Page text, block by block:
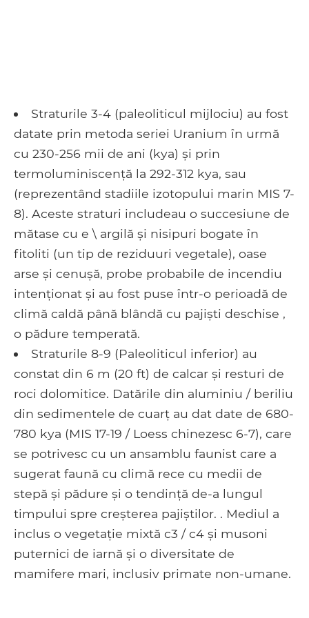
Straturile 3-4 (paleoliticul mijlociu) au fost
datate prin metoda seriei Uranium în urmă
cu 230-256 mii de ani (kya) și prin
termoluminiscență la 292-312 kya, sau
(reprezentând stadiile izotopului marin MIS 7-
8). Aceste straturi includeau o succesiune de
mătase cu e \ argilă și nisipuri bogate în
fitoliti (un tip de reziduuri vegetale), oase
arse și cenușă, probe probabile de incendiu
intenționat și au fost puse într-o perioadă de
climă caldă până blândă cu pajiști deschise ,
o pădure temperată.
Straturile 8-9 (Paleoliticul inferior) au
constat din 6 m (20 ft) de calcar și resturi de
roci dolomitice. Datările din aluminiu / beriliu
din sedimentele de cuarț au dat date de 680-
780 kya (MIS 17-19 / Loess chinezesc 6-7), care
se potrivesc cu un ansamblu faunist care a
sugerat faună cu climă rece cu medii de
stepă și pădure și o tendință de-a lungul
timpului spre creșterea pajiștilor. . Mediul a
inclus o vegetație mixtă c3 / c4 și musoni
puternici de iarnă și o diversitate de
mamifere mari, inclusiv primate non-umane.